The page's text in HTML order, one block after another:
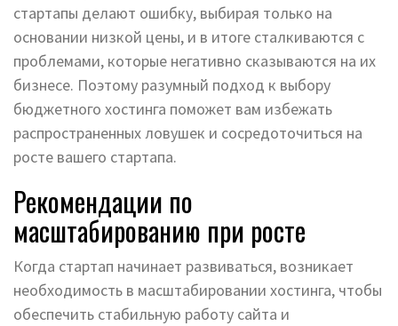
стартапы делают ошибку, выбирая только на
основании низкой цены, и в итоге сталкиваются с
проблемами, которые негативно сказываются на их
бизнесе. Поэтому разумный подход к выбору
бюджетного хостинга поможет вам избежать
распространенных ловушек и сосредоточиться на
росте вашего стартапа.
Рекомендации по
масштабированию при росте
Когда стартап начинает развиваться, возникает
необходимость в масштабировании хостинга, чтобы
обеспечить стабильную работу сайта и